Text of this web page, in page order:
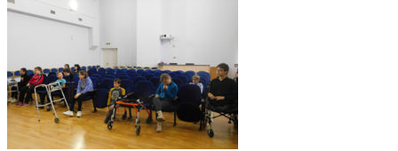
pic04590_05